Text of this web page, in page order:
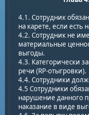
4.1. Сотрудник
на карете, если есть
4.2. Сотрудник не
материальные
выгоды.
4.3. Категорически
речи (RP-отыгровки).
4.4. Сотрудники
4.5 Сотрудники
нарушение данного
наказание в виде